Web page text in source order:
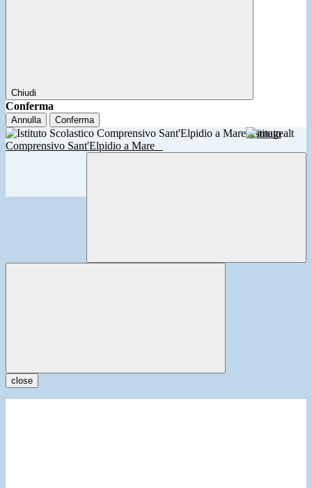
Chiudi
Conferma
Annulla Conferma
Istituto
Comprensivo Sant'Elpidio a Mare
close